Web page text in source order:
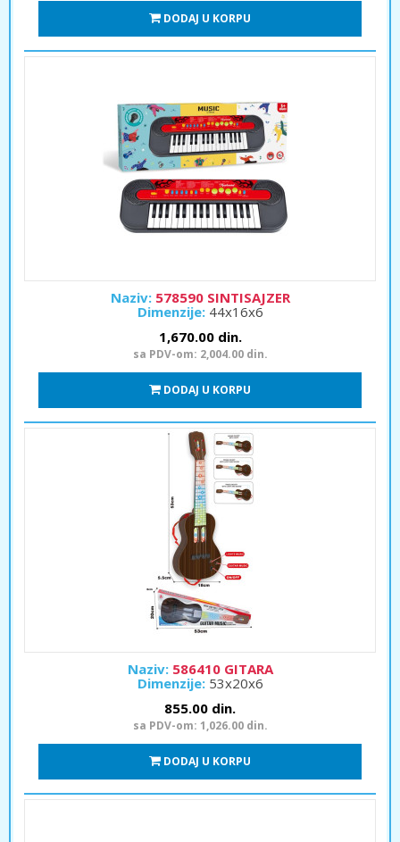
DODAJ U KORPU
Naziv: 578590 SINTISAJZER
Dimenzije: 44x16x6
1,670.00 din.
sa PDV-om: 2,004.00 din.
DODAJ U KORPU
Naziv: 586410 GITARA
Dimenzije: 53x20x6
855.00 din.
sa PDV-om: 1,026.00 din.
DODAJ U KORPU